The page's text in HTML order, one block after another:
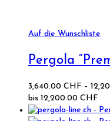
Auf die Wunschliste
Pergola
3,640.00 CHF –
bis 12,200.00 CHF